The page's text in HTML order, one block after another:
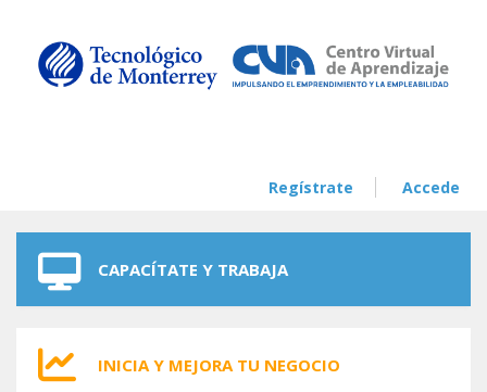
Regístrate Accede
CAPACÍTATE Y TRABAJA
INICIA Y MEJORA TU NEGOCIO